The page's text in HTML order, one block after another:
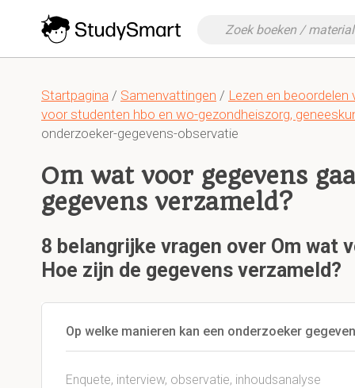
Startpagina / Samenvattingen / Lezen en beoordelen
voor studenten hbo en wo-gezondheiszorg,
onderzoeker-gegevens-observatie
Om wat voor gegevens
gegevens verzameld?
8 belangrijke vragen over Om wat
Hoe zijn de gegevens verzameld?
Op welke manieren kan een onderzoeker
Enquete, interview, observatie, inhoudsanalyse